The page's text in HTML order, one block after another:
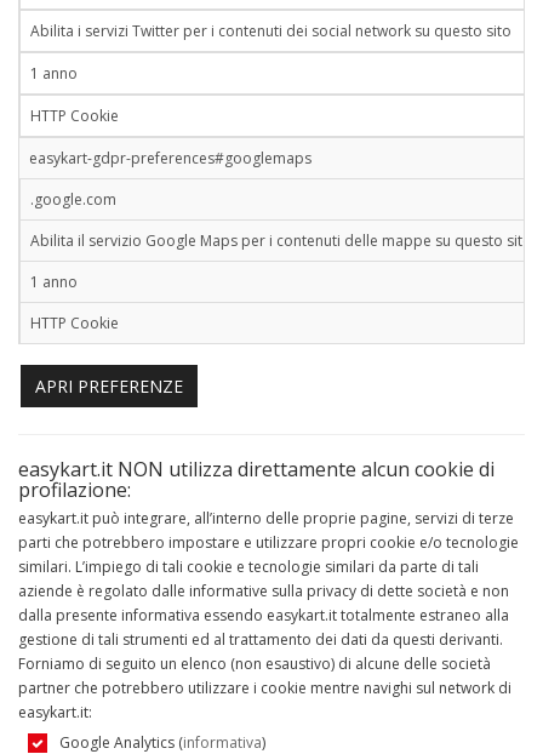
Abilita i servizi Twitter per i contenuti dei social network su questo sito
1 anno
HTTP Cookie
easykart-gdpr-preferences#googlemaps
.google.com
Abilita il servizio Google Maps per i contenuti delle mappe su questo sito
1 anno
HTTP Cookie
APRI PREFERENZE
easykart.it NON utilizza direttamente alcun cookie di
profilazione:
easykart.it può integrare, all’interno delle proprie pagine, servizi di terze
parti che potrebbero impostare e utilizzare propri cookie e/o tecnologie
similari. L’impiego di tali cookie e tecnologie similari da parte di tali
aziende è regolato dalle informative sulla privacy di dette società e non
dalla presente informativa essendo easykart.it totalmente estraneo alla
gestione di tali strumenti ed al trattamento dei dati da questi derivanti.
Forniamo di seguito un elenco (non esaustivo) di alcune delle società
partner che potrebbero utilizzare i cookie mentre navighi sul network di
easykart.it:
Google Analytics (informativa)